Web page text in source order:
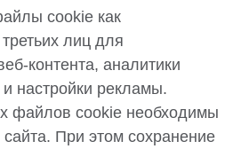
вебсайт
и конфиденциальности
cookie как
лиц для
контента, аналитики
настройки рекламы.
файлов cookie необходимы
При этом сохранение